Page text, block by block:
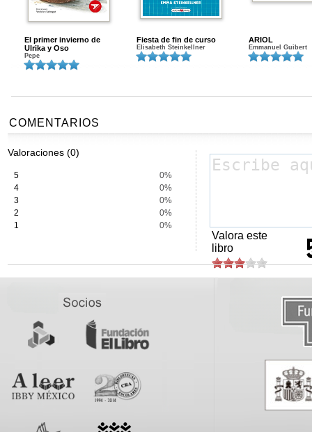
El primer invierno de
Ulrika y Oso
Pepe
Fiesta de fin de curso
Elisabeth Steinkellner
ARIOL
Emmanuel Guibert
COMENTARIOS
Valoraciones (0)
5
0%
4
0%
3
0%
2
0%
1
0%
Valora este
libro